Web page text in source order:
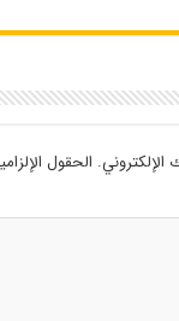
الحقول